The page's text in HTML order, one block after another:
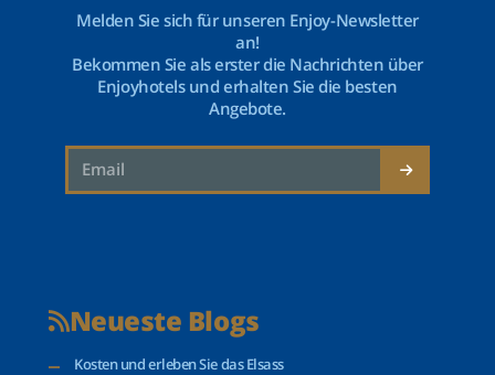
Melden Sie sich für unseren Enjoy-Newsletter
an!
Bekommen Sie als erster die Nachrichten über
Enjoyhotels und erhalten Sie die besten
Angebote.
Neueste Blogs
Kosten und erleben Sie das Elsass